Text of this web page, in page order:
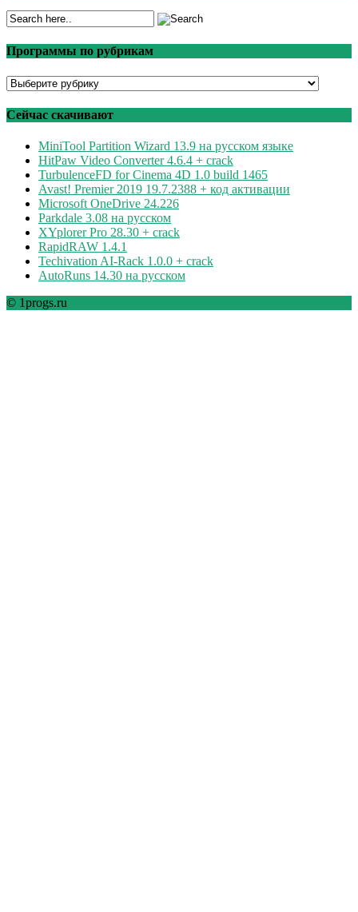
Программы по рубрикам
Программы
рубрикам
Сейчас скачивают
MiniTool Partition Wizard 13.9 на русском языке
HitPaw Video Converter 4.6.4 + crack
TurbulenceFD for Cinema 4D 1.0 build 1465
Avast! Premier 2019 19.7.2388 + код активации
Microsoft OneDrive 24.226
Parkdale 3.08 на русском
XYplorer Pro 28.30 + crack
RapidRAW 1.4.1
Techivation AI-Rack 1.0.0 + crack
AutoRuns 14.30 на русском
© 1progs.ru